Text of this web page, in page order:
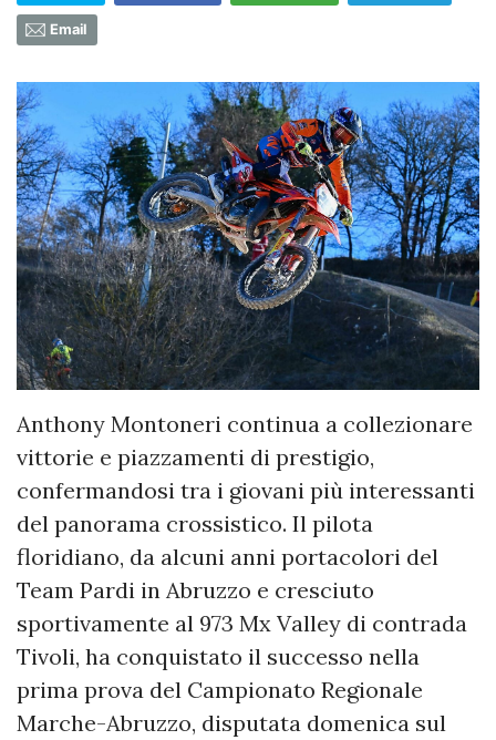
Email
Anthony Montoneri continua a collezionare
vittorie e piazzamenti di prestigio,
confermandosi tra i giovani più interessanti
del panorama crossistico. Il pilota
floridiano, da alcuni anni portacolori del
Team Pardi in Abruzzo e cresciuto
sportivamente al 973 Mx Valley di contrada
Tivoli, ha conquistato il successo nella
prima prova del Campionato Regionale
Marche-Abruzzo, disputata domenica sul